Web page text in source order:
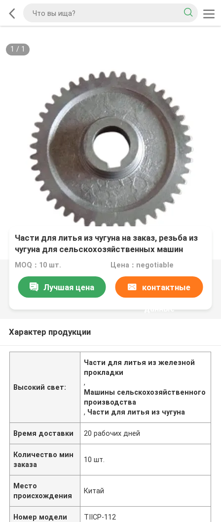
1 / 1
Части для литья из чугуна на заказ, резьба из
чугуна для сельскохозяйственных машин
MOQ：10 шт. Цена：negotiable
Лучшая цена контактные
данные
Характер продукции
Высокий свет:
Части для литья из железной
прокладки
,
Машины сельскохозяйственного
производства
, Части для литья из чугуна
Время доставки 20 рабочих дней
Количество мин
заказа
10 шт.
Место
происхождения
Китай
Номер модели TIICP-112